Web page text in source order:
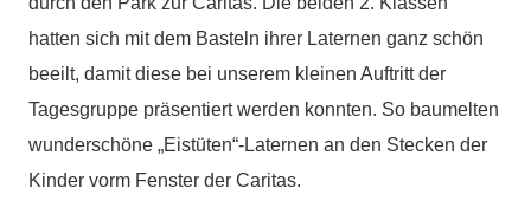
hatten sich mit dem Basteln ihrer Laternen ganz schön
beeilt, damit diese bei unserem kleinen Auftritt der
Tagesgruppe präsentiert werden konnten. So baumelten
wunderschöne „Eistüten“-Laternen an den Stecken der
Kinder vorm Fenster der Caritas.